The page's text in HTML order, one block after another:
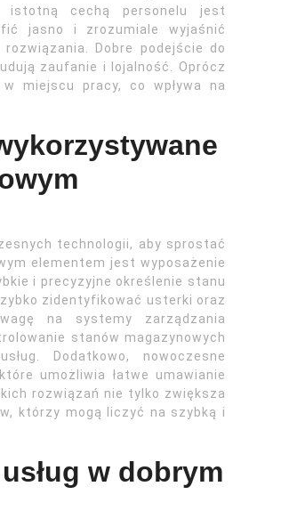
istotną cechą personelu jest
jasno i zrozumiale wyjaśnić
Dobre podejście do
zaufanie i lojalność. Oprócz
miejscu pracy, co wpływa na
technologii, aby sprostać
elementem jest wyposażenie
i precyzyjne określenie stanu
zidentyfikować usterki oraz
na systemy zarządzania
stanów magazynowych
Dodatkowo, nowoczesne
umożliwia łatwe umawianie
rozwiązań nie tylko zwiększa
którzy mogą liczyć na szybką i
w dobrym